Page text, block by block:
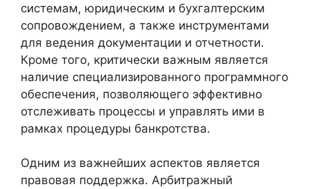
системам, юридическим и бухгалтерским
сопровождением, а также инструментами
для ведения документации и отчетности.
Кроме того, критически важным является
наличие специализированного программного
обеспечения, позволяющего эффективно
отслеживать процессы и управлять ими в
рамках процедуры банкротства.
Одним из важнейших аспектов является
правовая поддержка. Арбитражный